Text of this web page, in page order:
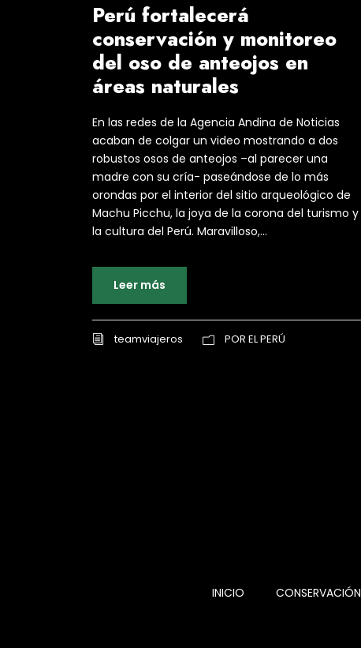
Perú fortalecerá
conservación y monitoreo
del oso de anteojos en
áreas naturales
En las redes de la Agencia Andina de Noticias
acaban de colgar un video mostrando a dos
robustos osos de anteojos –al parecer una
madre con su cría- paseándose de lo más
orondas por el interior del sitio arqueológico de
Machu Picchu, la joya de la corona del turismo y
la cultura del Perú. Maravilloso,...
Leer más
teamviajeros POR EL PERÚ
INICIO CONSERVACIÓN